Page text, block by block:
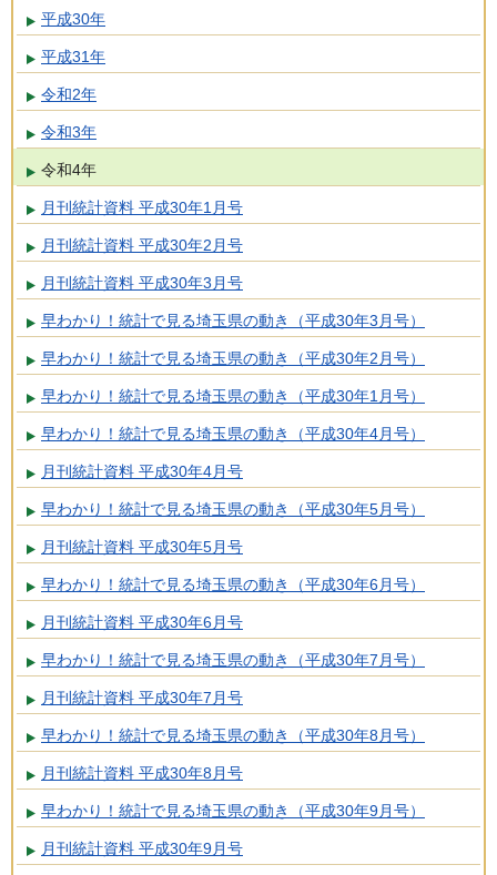
平成30年
平成31年
令和2年
令和3年
令和4年
月刊統計資料 平成30年1月号
月刊統計資料 平成30年2月号
月刊統計資料 平成30年3月号
早わかり！統計で見る埼玉県の動き（平成30年3月号）
早わかり！統計で見る埼玉県の動き（平成30年2月号）
早わかり！統計で見る埼玉県の動き（平成30年1月号）
早わかり！統計で見る埼玉県の動き（平成30年4月号）
月刊統計資料 平成30年4月号
早わかり！統計で見る埼玉県の動き（平成30年5月号）
月刊統計資料 平成30年5月号
早わかり！統計で見る埼玉県の動き（平成30年6月号）
月刊統計資料 平成30年6月号
早わかり！統計で見る埼玉県の動き（平成30年7月号）
月刊統計資料 平成30年7月号
早わかり！統計で見る埼玉県の動き（平成30年8月号）
月刊統計資料 平成30年8月号
早わかり！統計で見る埼玉県の動き（平成30年9月号）
月刊統計資料 平成30年9月号